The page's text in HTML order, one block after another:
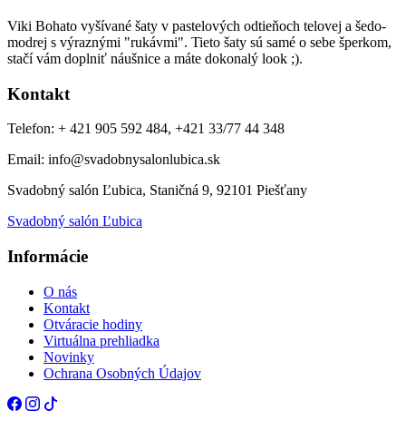
Viki Bohato vyšívané šaty v pastelových odtieňoch telovej a šedo-
modrej s výraznými "rukávmi". Tieto šaty sú samé o sebe šperkom,
stačí vám doplniť náušnice a máte dokonalý look ;).
Kontakt
Telefon: + 421 905 592 484, +421 33/77 44 348
Email: info@svadobnysalonlubica.sk
Svadobný salón Ľubica, Staničná 9, 92101 Piešťany
Svadobný salón Ľubica
Informácie
O nás
Kontakt
Otváracie hodiny
Virtuálna prehliadka
Novinky
Ochrana Osobných Údajov